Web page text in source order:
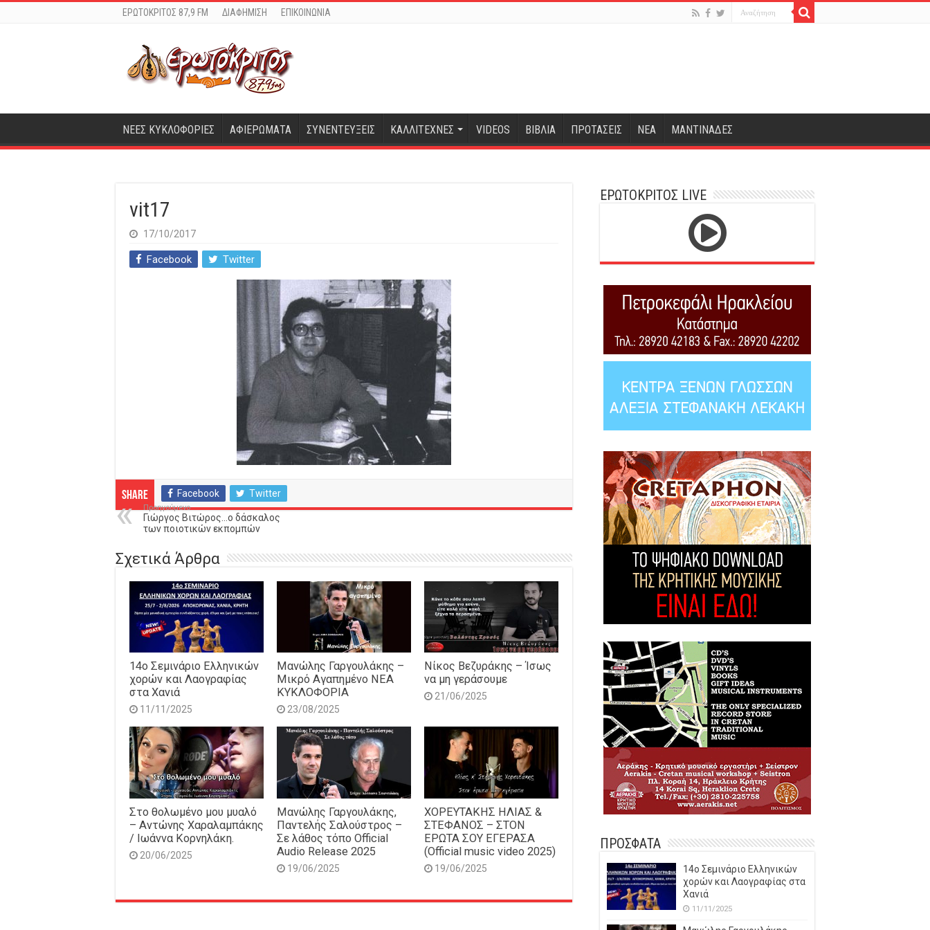
ΕΡΩΤΟΚΡΙΤΟΣ 87,9 FM ΔΙΑΦΗΜΙΣΗ ΕΠΙΚΟΙΝΩΝΙΑ
ΝΕΕΣ ΚΥΚΛΟΦΟΡΙΕΣ ΑΦΙΕΡΩΜΑΤΑ ΣΥΝΕΝΤΕΥΞΕΙΣ ΚΑΛΛΙΤΕΧΝΕΣ VIDEOS ΒΙΒΛΙΑ ΠΡΟΤΑΣΕΙΣ ΝΕΑ ΜΑΝΤΙΝΑΔΕΣ
vit17
17/10/2017
Facebook Twitter
Share Facebook Twitter
Προηγούμενο
Γιώργος Βιτώρος…ο δάσκαλος
των ποιοτικών εκπομπών
Σχετικά Άρθρα
14o Σεμινάριο Ελληνικών
χορών και Λαογραφίας
στα Χανιά
11/11/2025
Μανώλης Γαργουλάκης –
Μικρό Αγαπημένο NEΑ
ΚΥΚΛΟΦΟΡΙΑ
23/08/2025
Νίκος Βεζυράκης – Ίσως
να μη γεράσουμε
21/06/2025
Στο θολωμένο μου μυαλό
– Αντώνης Χαραλαμπάκης
/ Ιωάννα Κορνηλάκη.
20/06/2025
Μανώλης Γαργουλάκης,
Παντελής Σαλούστρος –
Σε λάθος τόπο Official
Audio Release 2025
19/06/2025
ΧΟΡΕΥΤΑΚΗΣ ΗΛΙΑΣ &
ΣΤΕΦΑΝΟΣ – ΣΤΟΝ
ΕΡΩΤΑ ΣΟΥ ΕΓΕΡΑΣΑ
(Official music video 2025)
19/06/2025
ΕΡΩΤΟΚΡΙΤΟΣ LIVE
ΠΡΟΣΦΑΤΑ
14o Σεμινάριο Ελληνικών
χορών και Λαογραφίας στα
Χανιά
11/11/2025